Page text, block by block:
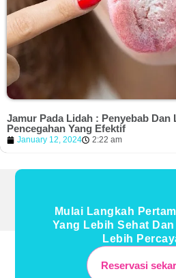
Jamur Pada Lidah : Penyebab Dan
Pencegahan Yang Efektif
January 12, 2024 2:22 am
Mulai Langkah
Yang Lebih Sehat
Lebih
Reservasi